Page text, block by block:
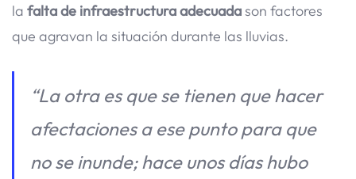
la falta de infraestructura adecuadason factores
que agravan la situación durante las lluvias.
“La otra es que se tienen que hacer
afectaciones a ese punto para que
no se inunde; hace unos días hubo